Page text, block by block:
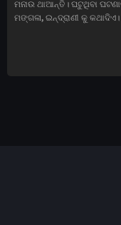
ମନାଉ ଥାଆନ୍ତି। ଘଟୁଥିବା
ମଙ୍ଗଳା, ଇନ୍ଦ୍ରାଣୀ କୁ କଥାଦିଏ।